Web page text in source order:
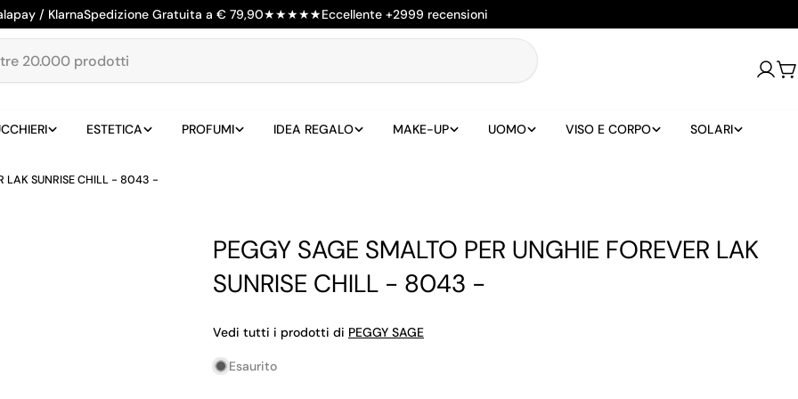
/ KlarnaSpedizione Gratuita a € 79,90★★★★★Eccellente +2999 recensioni
Login
ESTETICA PROFUMI IDEA REGALO MAKE-UP UOMO VISO E CORPO SOLARI
LAK SUNRISE CHILL - 8043 -
PEGGY SAGE SMALTO PER UNGHIE FOREVER LAK
SUNRISE CHILL - 8043 -
Vedi tutti i prodotti di PEGGY SAGE
Esaurito